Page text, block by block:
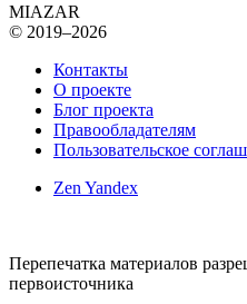
MIAZAR
© 2019–2026
Контакты
О проекте
Блог проекта
Правообладателям
Пользовательское
Zen Yandex
Перепечатка материалов
первоисточника